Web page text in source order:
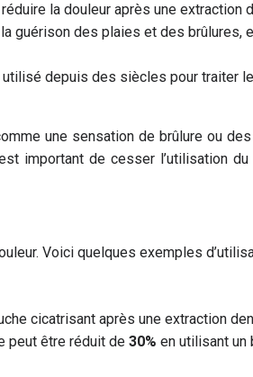
la douleur après une extraction
guérison des plaies et des brûlures,
depuis des siècles pour traiter
une sensation de brûlure ou
important de cesser l’utilisation
Voici quelques exemples
cicatrisant après une extraction
peut être réduit de 30% en utilisant un